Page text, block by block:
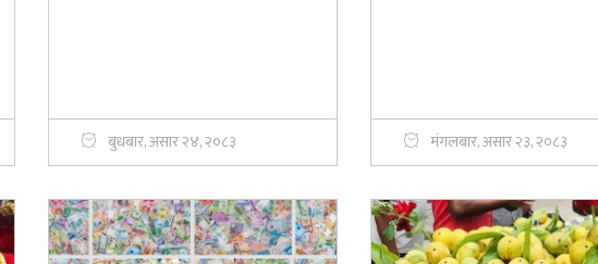
बुधबार, असार २४, २०८३ मंगलबार, असार २३, २०८३